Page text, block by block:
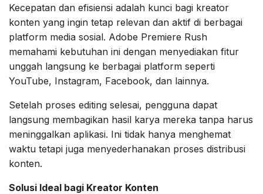
Kecepatan dan efisiensi adalah kunci bagi kreator
konten yang ingin tetap relevan dan aktif di berbagai
platform media sosial. Adobe Premiere Rush
memahami kebutuhan ini dengan menyediakan fitur
unggah langsung ke berbagai platform seperti
YouTube, Instagram, Facebook, dan lainnya.
Setelah proses editing selesai, pengguna dapat
langsung membagikan hasil karya mereka tanpa harus
meninggalkan aplikasi. Ini tidak hanya menghemat
waktu tetapi juga menyederhanakan proses distribusi
konten.
Solusi Ideal bagi Kreator Konten